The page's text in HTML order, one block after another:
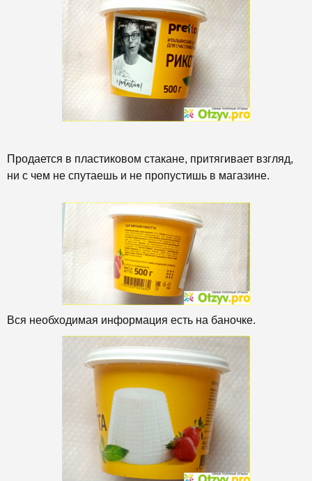
Продается в пластиковом стакане, притягивает взгляд,
ни с чем не спутаешь и не пропустишь в магазине.
Вся необходимая информация есть на баночке.